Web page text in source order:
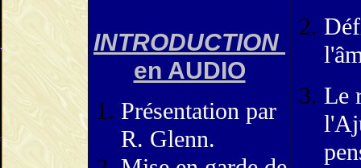
INTRODUCTION
en AUDIO
Présentation par
R. Glenn.
Le